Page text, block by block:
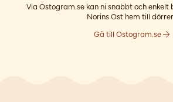
Via Ostogram.se kan ni snabbt och
Norins Ost hem till
Gå till Ostogram.se